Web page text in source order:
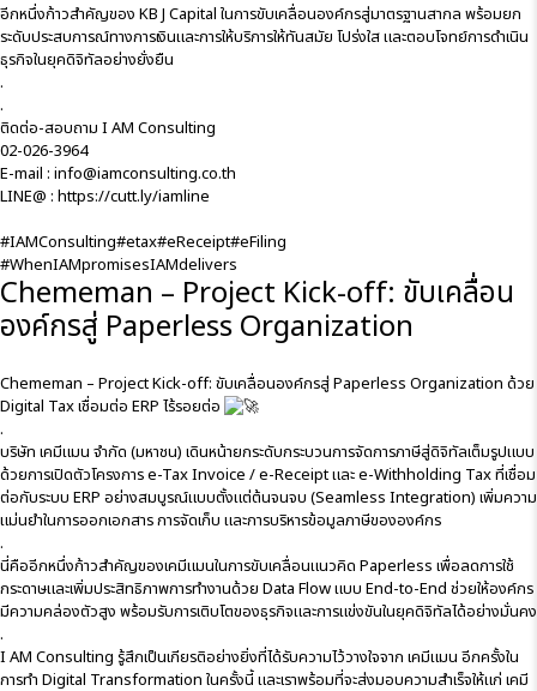
อีกหนึ่งก้าวสำคัญของ KB J Capital ในการขับเคลื่อนองค์กรสู่มาตรฐานสากล พร้อมยก
ระดับประสบการณ์ทางการเงินและการให้บริการให้ทันสมัย โปร่งใส และตอบโจทย์การดำเนิน
ธุรกิจในยุคดิจิทัลอย่างยั่งยืน
.
.
ติดต่อ-สอบถาม I AM Consulting
02-026-3964
E-mail : info@iamconsulting.co.th
LINE@ : https://cutt.ly/iamline
#IAMConsulting#etax#eReceipt#eFiling
#WhenIAMpromisesIAMdelivers
Chememan – Project Kick-off: ขับเคลื่อน
องค์กรสู่ Paperless Organization
Chememan – Project Kick-off: ขับเคลื่อนองค์กรสู่ Paperless Organization ด้วย
Digital Tax เชื่อมต่อ ERP ไร้รอยต่อ
.
บริษัท เคมีแมน จำกัด (มหาชน) เดินหน้ายกระดับกระบวนการจัดการภาษีสู่ดิจิทัลเต็มรูปแบบ
ด้วยการเปิดตัวโครงการe-TaxInvoice / e-Receipt และ e-Withholding Tax ที่เชื่อม
ต่อกับระบบ ERP อย่างสมบูรณ์แบบตั้งแต่ต้นจนจบ (Seamless Integration) เพิ่มความ
แม่นยำในการออกเอกสาร การจัดเก็บ และการบริหารข้อมูลภาษีขององค์กร
.
นี่คืออีกหนึ่งก้าวสำคัญของเคมีแมนในการขับเคลื่อนแนวคิด Paperless เพื่อลดการใช้
กระดาษและเพิ่มประสิทธิภาพการทำงานด้วย Data Flow แบบ End-to-End ช่วยให้องค์กร
มีความคล่องตัวสูง พร้อมรับการเติบโตของธุรกิจและการแข่งขันในยุคดิจิทัลได้อย่างมั่นคง
.
I AM Consulting รู้สึกเป็นเกียรติอย่างยิ่งที่ได้รับความไว้วางใจจาก เคมีแมน อีกครั้งใน
การทำ Digital Transformation ในครั้งนี้ และเราพร้อมที่จะส่งมอบความสำเร็จให้แก่ เคมี